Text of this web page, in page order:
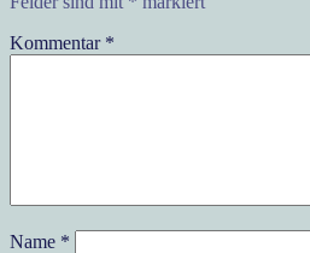
Kommentar *
Name *